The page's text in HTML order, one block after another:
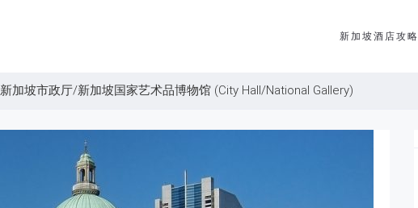
新加坡酒店攻略
新加坡市政厅/新加坡国家艺术品博物馆 (City Hall/National Gallery)